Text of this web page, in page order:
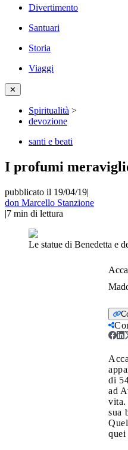
Divertimento
Santuari
Storia
Viaggi
✕
Spiritualità >
devozione
santi e beati
I profumi
pubblicato il 19/04/19|
don Marcello Stanzione
|7 min di lettura
Le statue di Benedetta e
di
ad
vita.
sua
quei